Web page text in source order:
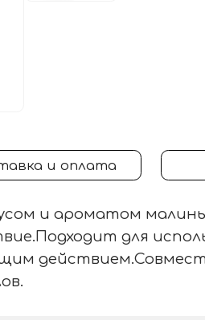
и оплата
и ароматом
для